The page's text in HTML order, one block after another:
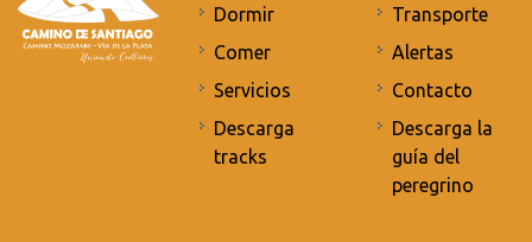
Dormir
Comer
Servicios
Descarga
tracks
Transporte
Alertas
Contacto
Descarga la
guía del
peregrino